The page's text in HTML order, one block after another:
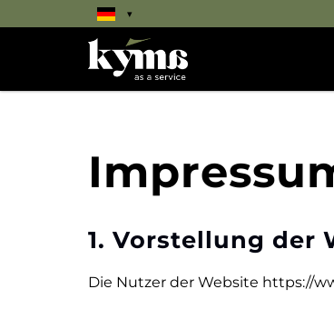
▾
1. Vorstellung der
Die Nutzer der Website https://
Cookies management panel